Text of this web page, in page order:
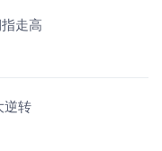
走高
逆转